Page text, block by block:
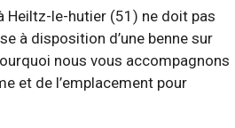
Heiltz-le-hutier (51) ne doit pas
à disposition d’une benne sur
nous vous accompagnons
et de l’emplacement pour